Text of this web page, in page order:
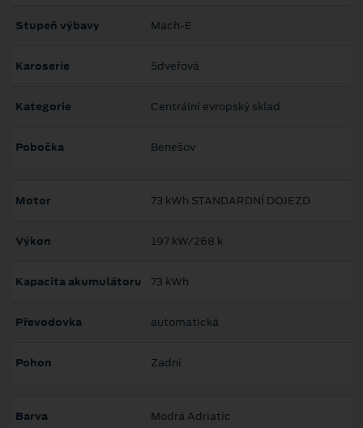
Stupeň výbavy Mach-E
Karoserie 5dveřová
Kategorie Centrální evropský sklad
Pobočka Benešov
Motor 73 kWh STANDARDNÍ DOJEZD
Výkon 197 kW/268 k
Kapacita akumulátoru 73 kWh
Převodovka automatická
Pohon Zadní
Barva Modrá Adriatic